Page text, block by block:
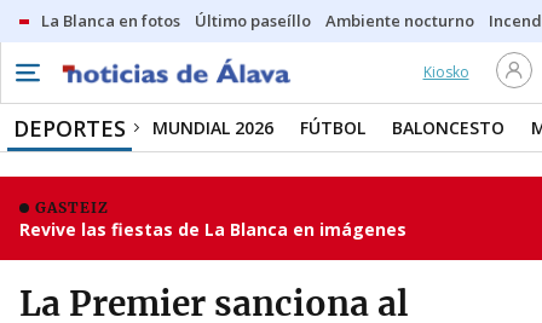
La Blanca en fotos Último paseíllo Ambiente nocturno
Kiosko
DEPORTES MUNDIAL 2026 FÚTBOL BALONCESTO
GASTEIZ
Revive las fiestas de La Blanca en imágenes
La Premier sanciona al